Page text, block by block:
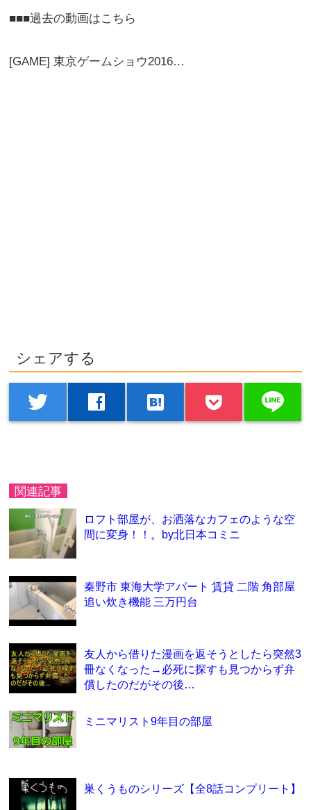
■■■過去の動画はこちら
[GAME] 東京ゲームショウ2016…
シェアする
twitter facebook hatenabookmark line
関連記事
ロフト部屋が、お洒落なカフェのような空
間に変身！！。by北日本コミニ
秦野市 東海大学アパート 賃貸 二階 角部屋
追い炊き機能 三万円台
友人から借りた漫画を返そうとしたら突然3
冊なくなった→必死に探すも見つからず弁
償したのだがその後…
ミニマリスト9年目の部屋
巣くうものシリーズ【全8話コンプリート】